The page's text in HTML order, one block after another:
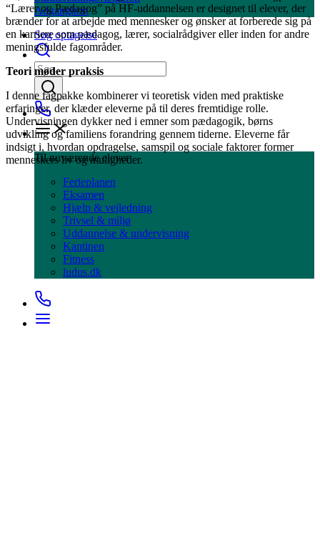
Adgangkort
Søg optagelse
Til nuværende elever
Ferieplanen
Eksamen
Hjælp & vejledning
Trivsel & miljø
Uddannelse & undervisning
Kantinen
Fitness
ludus.dk
“Lærer og Pædagog” på HF-uddannelsen er designet til elever, der
brænder for at arbejde med mennesker og ønsker at forberede sig på
en karriere som pædagog, lærer, socialrådgiver eller inden for andre
meningsfulde fagområder.
Teori møder praksis
I denne fagpakke kombinerer vi teoretisk viden med praktiske
erfaringer, der klæder eleverne på til deres fremtidige rolle.
Undervisningen dykker ned i emner som pædagogik, børns
udvikling og familiens forandring gennem tiderne. Eleverne får
indsigt i, hvordan opdragelse, samspil og sociale faktorer former
menneskers liv og muligheder.